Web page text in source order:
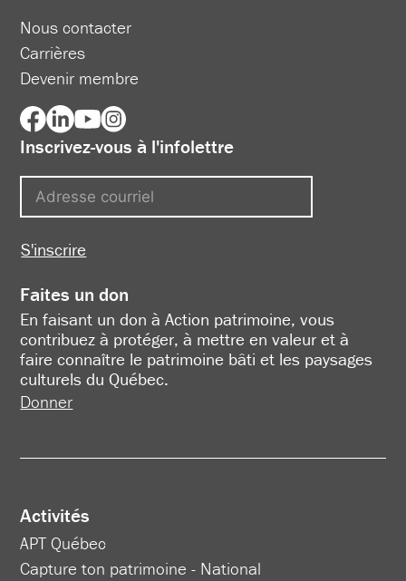
Nous contacter
Carrières
Devenir membre
Inscrivez-vous à l'infolettre
S'inscrire
Faites un don
En faisant un don à Action patrimoine, vous
contribuez à protéger, à mettre en valeur et à
faire connaître le patrimoine bâti et les paysages
culturels du Québec.
Donner
Activités
APT Québec
Capture ton patrimoine - National